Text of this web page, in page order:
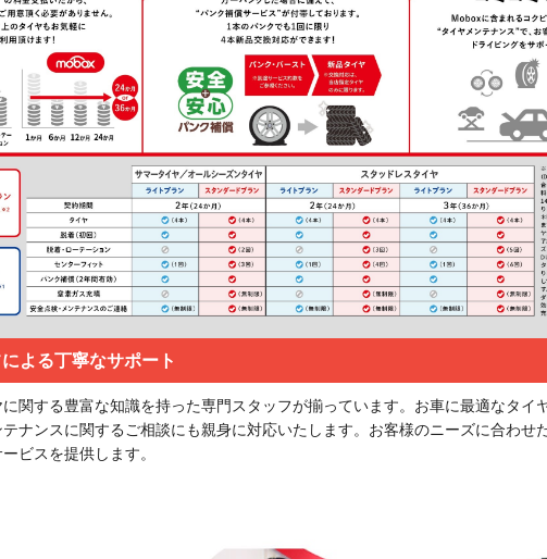
よる丁寧なサポート
関する豊富な知識を持った専門スタッフが揃っています。お車に最適なタイ
ナンスに関するご相談にも親身に対応いたします。お客様のニーズに合わせ
ビスを提供します。